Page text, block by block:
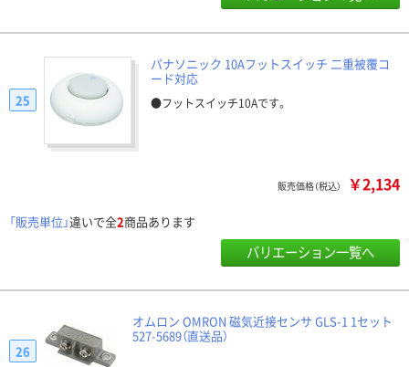
パナソニック 10Aフットスイッチ 二重被覆コ
ード対応
●フットスイッチ10Aです。
25
販売価格（税込） ￥2,134
「販売単位」違いで全2商品あります
バリエーション一覧へ
オムロン OMRON 磁気近接センサ GLS-1 1セット
527-5689（直送品）
26